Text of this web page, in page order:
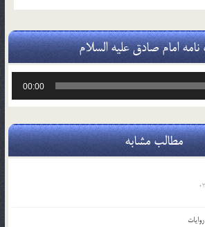
امام صادق علیه السلام
00:00
مطالب مشابه